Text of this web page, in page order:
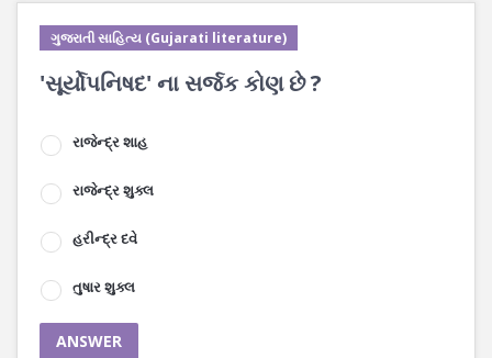
ગુજરાતી સાહિત્ય (Gujarati literature)
'સૂર્યોપનિષદ' ના સર્જક કોણ છે ?
રાજેન્દ્ર શાહ
રાજેન્દ્ર શુક્લ
હરીન્દ્ર દવે
તુષાર શુક્લ
ANSWER